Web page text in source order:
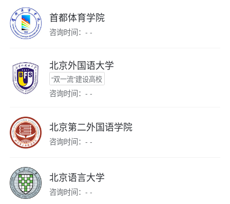
首都体育学院
咨询时间：- -
北京外国语大学
“双一流”建设高校
咨询时间：- -
北京第二外国语学院
咨询时间：- -
北京语言大学
咨询时间：- -